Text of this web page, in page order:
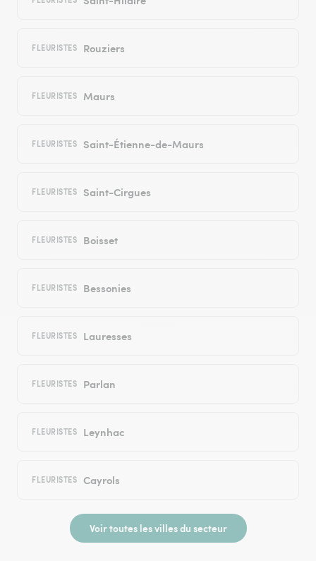
FLEURISTES Rouziers
FLEURISTES Maurs
FLEURISTES Saint-Étienne-de-Maurs
FLEURISTES Saint-Cirgues
FLEURISTES Boisset
FLEURISTES Bessonies
FLEURISTES Lauresses
FLEURISTES Parlan
FLEURISTES Leynhac
FLEURISTES Cayrols
Voir toutes les villes du secteur